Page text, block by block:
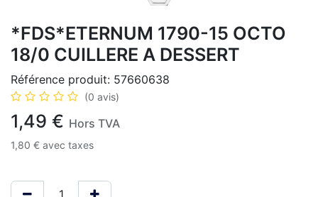
*FDS*ETERNUM 1790-15 OCTO
18/0 CUILLERE A DESSERT
Référence produit: 57660638
(0 avis)
1,49 € Hors TVA
1,80 € avec taxes